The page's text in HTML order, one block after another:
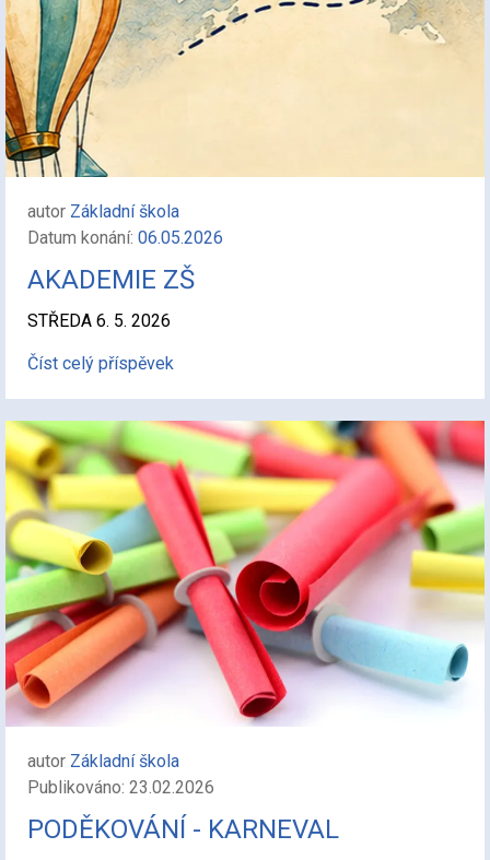
autor Základní škola
Datum konání: 06.05.2026
AKADEMIE ZŠ
STŘEDA 6. 5. 2026
Číst celý příspěvek
autor Základní škola
Publikováno: 23.02.2026
PODĚKOVÁNÍ - KARNEVAL